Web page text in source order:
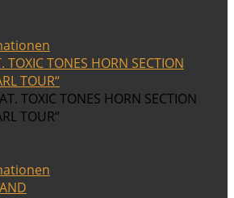
TOXIC TONES HORN SECTION
TOUR“